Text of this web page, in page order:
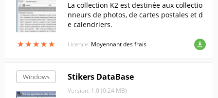
★★★★★
★★★★★
La collection K2 est destinée aux collectio
nneurs de photos, de cartes postales et d
e calendriers.
Licence: Moyennant des frais
Windows Stikers DataBase
Version: 1.0 (0.24 MB)